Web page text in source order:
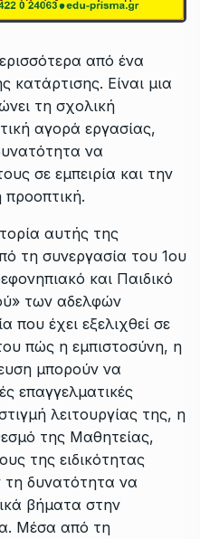
από ένα
κατάρτισης. Είναι μια
τη σχολική
αγορά εργασίας,
να
σε εμπειρία και την
προοπτική.
αυτής της
τη συνεργασία του 1ου
και Παιδικό
των αδελφών
που έχει εξελιχθεί σε
πώς η εμπιστοσύνη, η
μπορούν να
επαγγελματικές
λειτουργίας της, η
της Μαθητείας,
της ειδικότητας
δυνατότητα να
βήματα στην
Μέσα από τη